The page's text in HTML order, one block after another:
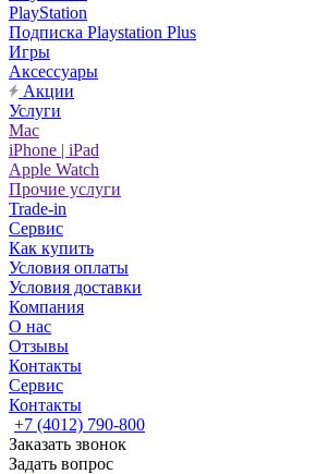
PlayStation
Подписка Playstation Plus
Игры
Аксессуары
Акции
Услуги
Mac
iPhone | iPad
Apple Watch
Прочие услуги
Trade-in
Сервис
Как купить
Условия оплаты
Условия доставки
Компания
О нас
Отзывы
Контакты
Сервис
Контакты
+7 (4012) 790-800
Заказать звонок
Задать вопрос